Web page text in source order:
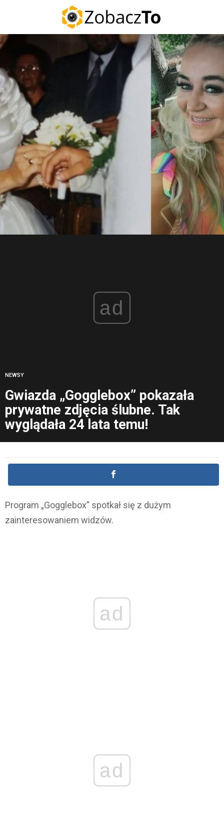
ad
NEWSY
Gwiazda „Gogglebox” pokazała
prywatne zdjęcia ślubne. Tak
wyglądała 24 lata temu!
Program „Gogglebox” spotkał się z dużym
zainteresowaniem widzów.
ad
ad